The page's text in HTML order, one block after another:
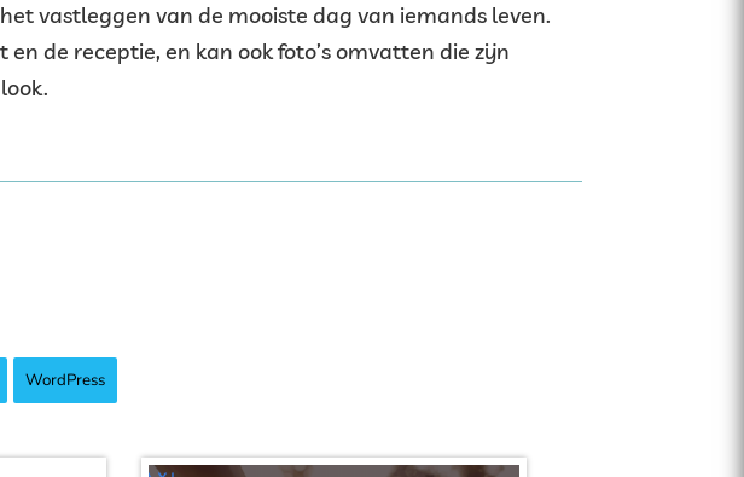
vastleggen van de mooiste dag van iemands leven.
de receptie, en kan ook foto’s omvatten die zijn
WordPress